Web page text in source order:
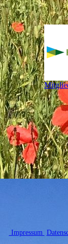
Impressum